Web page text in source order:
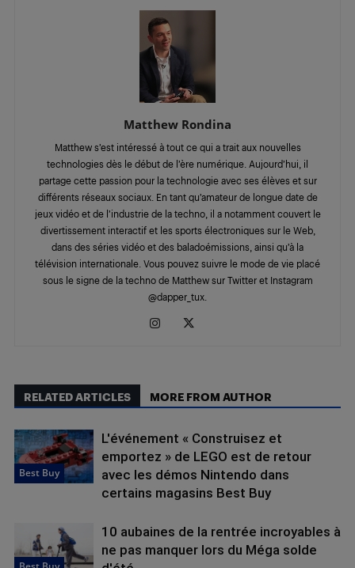
Matthew Rondina
Matthew s’est intéressé à tout ce qui a trait aux nouvelles
technologies dès le début de l’ère numérique. Aujourd’hui, il
partage cette passion pour la technologie avec ses élèves et sur
différents réseaux sociaux. En tant qu’amateur de longue date de
jeux vidéo et de l’industrie de la techno, il a notamment couvert le
divertissement interactif et les sports électroniques sur le Web,
dans des séries vidéo et des baladoémissions, ainsi qu’à la
télévision internationale. Vous pouvez suivre le mode de vie placé
sous le signe de la techno de Matthew sur Twitter et Instagram
@dapper_tux.
RELATED ARTICLES MORE FROM AUTHOR
Best Buy
L'événement « Construisez et
emportez » de LEGO est de retour
avec les démos Nintendo dans
certains magasins Best Buy
10 aubaines de la rentrée incroyables à
ne pas manquer lors du Méga solde